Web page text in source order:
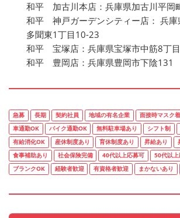
和平 加古川本店：兵庫県加古川平岡
和平 神戸ガーデンシティー店： 兵庫
多聞東1丁目10-23
和平 宝塚店：兵庫県宝塚市中筋8丁
和平 豊岡店：兵庫県豊岡市下陰131
急募 長期 契約社員 地域の有名企業 面接時マスク
車通勤OK
バイク通勤OK 無料駐車場あり シフト制
有給消化OK
産休制度あり 育休制度あり 昇給あり
食事補助あり
社会保険完備 40代以上応募可 50代以上
ブランクOK
経験者歓迎 有資格者歓迎 まかないあり